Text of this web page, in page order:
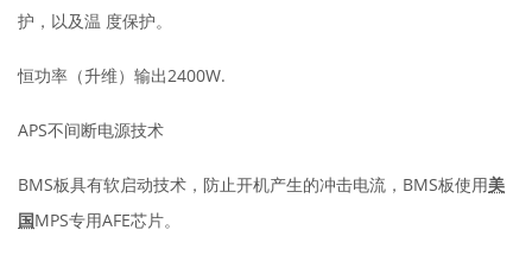
护，以及温 度保护。
恒功率（升维）输出2400W.
APS不间断电源技术
BMS板具有软启动技术，防止开机产生的冲击电流，BMS板使用美
国MPS专用AFE芯片。